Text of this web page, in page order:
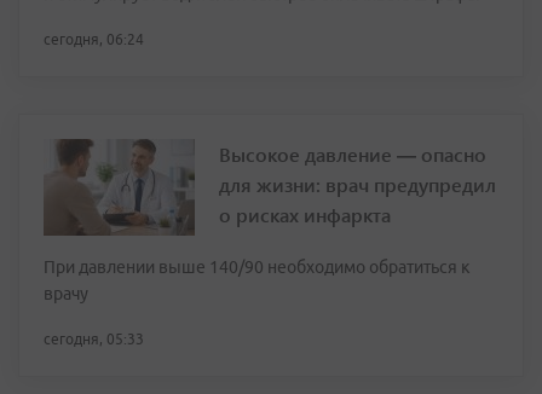
сегодня, 06:24
Высокое давление — опасно
для жизни: врач предупредил
о рисках инфаркта
При давлении выше 140/90 необходимо обратиться к
врачу
сегодня, 05:33